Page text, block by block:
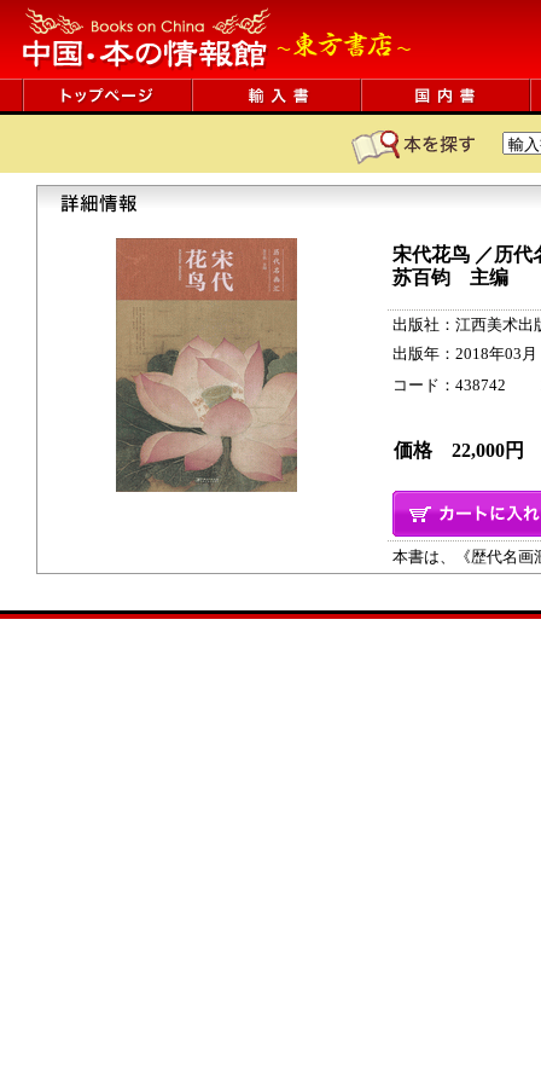
宋代花鸟 ／历代
苏百钧 主编
出版社：江西美术出
出版年：2018年03月
コード：438742
価格 22,000円
本書は、《歴代名画